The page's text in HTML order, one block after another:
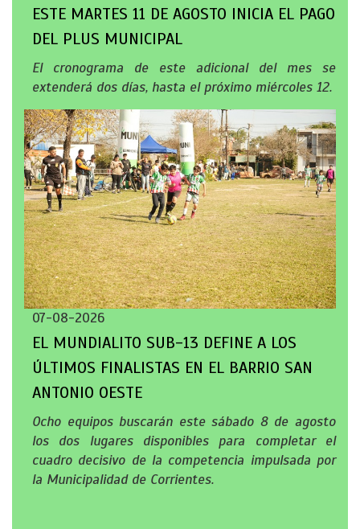
ESTE MARTES 11 DE AGOSTO INICIA EL PAGO
DEL PLUS MUNICIPAL
El cronograma de este adicional del mes se
extenderá dos días, hasta el próximo miércoles 12.
07-08-2026
EL MUNDIALITO SUB-13 DEFINE A LOS
ÚLTIMOS FINALISTAS EN EL BARRIO SAN
ANTONIO OESTE
Ocho equipos buscarán este sábado 8 de agosto
los dos lugares disponibles para completar el
cuadro decisivo de la competencia impulsada por
la Municipalidad de Corrientes.